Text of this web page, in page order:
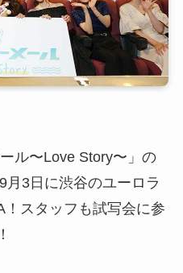
ル〜Love Story〜」の
月3日に渋谷のユーロラ
スタッフも試写会に参